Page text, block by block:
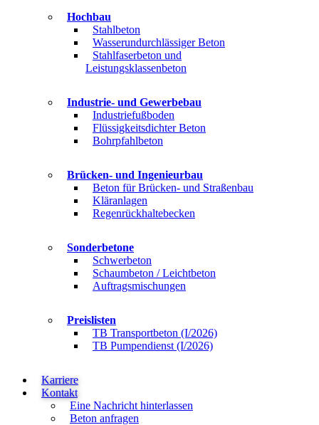
Hochbau
Stahlbeton
Wasserundurchlässiger Beton
Stahlfaserbeton und
Leistungsklassenbeton
Industrie- und Gewerbebau
Industriefußboden
Flüssigkeitsdichter Beton
Bohrpfahlbeton
Brücken- und Ingenieurbau
Beton für Brücken- und Straßenbau
Kläranlagen
Regenrückhaltebecken
Sonderbetone
Schwerbeton
Schaumbeton / Leichtbeton
Auftragsmischungen
Preislisten
TB Transportbeton (I/2026)
TB Pumpendienst (I/2026)
Karriere
Kontakt
Eine Nachricht hinterlassen
Beton anfragen